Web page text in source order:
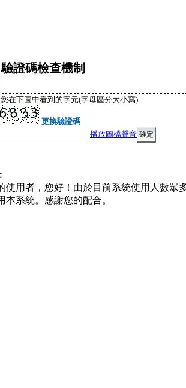
驗證碼檢查機制
在下圖中看到的字元(字母區分大小寫)
更換驗證碼
播放圖檔聲音
使用者，您好！由於目前系統使用人數眾
本系統。感謝您的配合。